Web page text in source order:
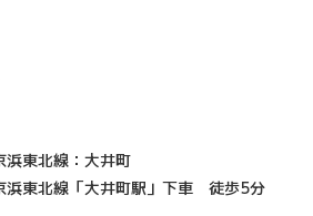
浜東北線：大井町
浜東北線「大井町駅」下車 徒歩5分